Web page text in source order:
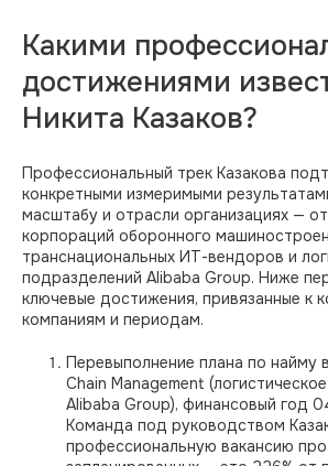
Какими
достижениями
Никита Казаков?
Профессиональный трек Казакова
конкретными измеримыми
масштабу и отрасли организациях —
корпораций оборонного
транснациональных ИТ-вендоров и
подразделений Alibaba Group. Ниже
ключевые достижения, привязанные к
компаниям и периодам.
Перевыполнение плана по найму
Chain Management
Alibaba Group), финансовый год
Команда под руководством
профессиональную вакансию